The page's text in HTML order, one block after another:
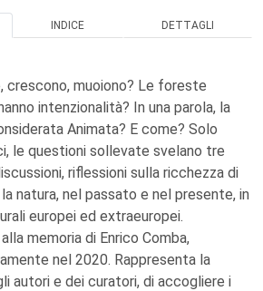
INDICE DETTAGLI
crescono, muoiono? Le foreste
intenzionalità? In una parola, la
Animata? E come? Solo
le questioni sollevate svelano tre
riflessioni sulla ricchezza di
natura, nel passato e nel presente, in
europei ed extraeuropei.
memoria di Enrico Comba,
nel 2020. Rappresenta la
autori e dei curatori, di accogliere i